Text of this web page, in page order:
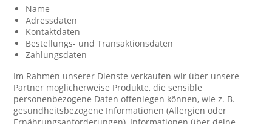
Name
Adressdaten
Kontaktdaten
Bestellungs- und Transaktionsdaten
Zahlungsdaten
Im Rahmen unserer Dienste verkaufen wir über unsere
Partner möglicherweise Produkte, die sensible
personenbezogene Daten offenlegen können, wie z. B.
gesundheitsbezogene Informationen (Allergien oder